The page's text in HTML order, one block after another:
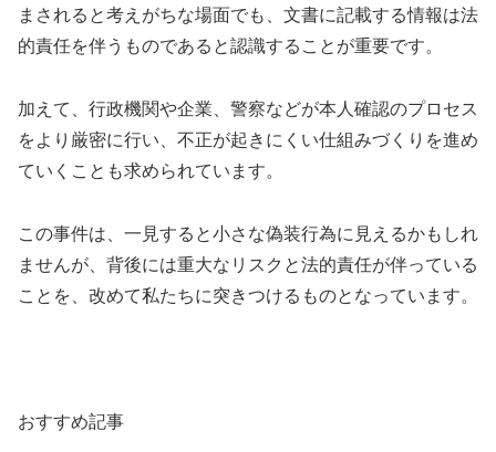
まされると考えがちな場面でも、文書に記載する情報は法
的責任を伴うものであると認識することが重要です。
加えて、行政機関や企業、警察などが本人確認のプロセス
をより厳密に行い、不正が起きにくい仕組みづくりを進め
ていくことも求められています。
この事件は、一見すると小さな偽装行為に見えるかもしれ
ませんが、背後には重大なリスクと法的責任が伴っている
ことを、改めて私たちに突きつけるものとなっています。
おすすめ記事